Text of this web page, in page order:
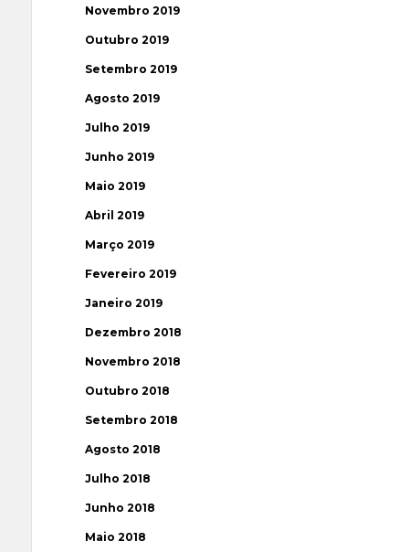
Novembro 2019
Outubro 2019
Setembro 2019
Agosto 2019
Julho 2019
Junho 2019
Maio 2019
Abril 2019
Março 2019
Fevereiro 2019
Janeiro 2019
Dezembro 2018
Novembro 2018
Outubro 2018
Setembro 2018
Agosto 2018
Julho 2018
Junho 2018
Maio 2018